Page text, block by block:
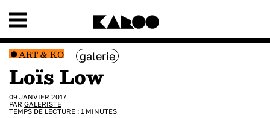
ART & KO galerie
Loïs Low
09 JANVIER 2017
PAR GALERISTE
TEMPS DE LECTURE : 1 MINUTES